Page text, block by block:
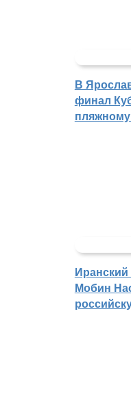
В
финал
Мобин